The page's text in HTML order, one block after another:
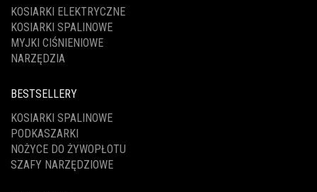
KOSIARKI ELEKTRYCZNE
KOSIARKI SPALINOWE
MYJKI CIŚNIENIOWE
NARZĘDZIA
BESTSELLERY
KOSIARKI SPALINOWE
PODKASZARKI
NOŻYCE DO ŻYWOPŁOTU
SZAFY NARZĘDZIOWE